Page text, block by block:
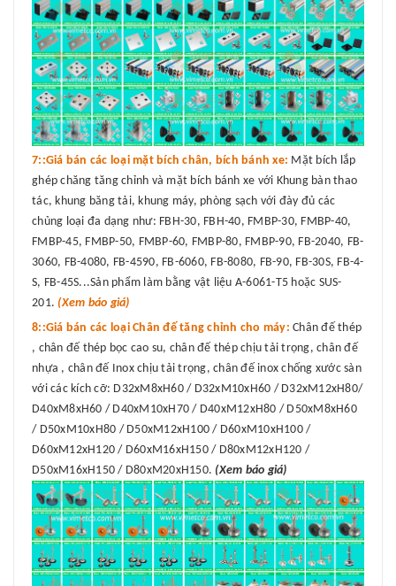
7::Giá bán các loại mặt bích chân, bích bánh xe: Mặt bích lắp
ghép chăng tăng chỉnh và mặt bích bánh xe với Khung bàn thao
tác, khung băng tải, khung máy, phòng sạch với đày đủ các
chủng loại đa dạng như: FBH-30, FBH-40, FMBP-30, FMBP-40,
FMBP-45, FMBP-50, FMBP-60, FMBP-80, FMBP-90, FB-2040, FB-
3060, FB-4080, FB-4590, FB-6060, FB-8080, FB-90, FB-30S, FB-4-
S, FB-45S...Sản phẩm làm bằng vật liệu A-6061-T5 hoặc SUS-
201. (Xem báo giá)
8::Giá bán các loại Chân đế tăng chỉnh cho máy: Chân đế thép
, chân đế thép bọc cao su, chân đế thép chịu tải trọng, chân đế
nhựa , chân đế Inox chịu tải trọng, chân đế inox chống xước sàn
với các kích cỡ: D32xM8xH60 / D32xM10xH60 / D32xM12xH80/
D40xM8xH60 / D40xM10xH70 / D40xM12xH80 / D50xM8xH60
/ D50xM10xH80 / D50xM12xH100 / D60xM10xH100 /
D60xM12xH120 / D60xM16xH150 / D80xM12xH120 /
D50xM16xH150 / D80xM20xH150. (Xem báo giá)